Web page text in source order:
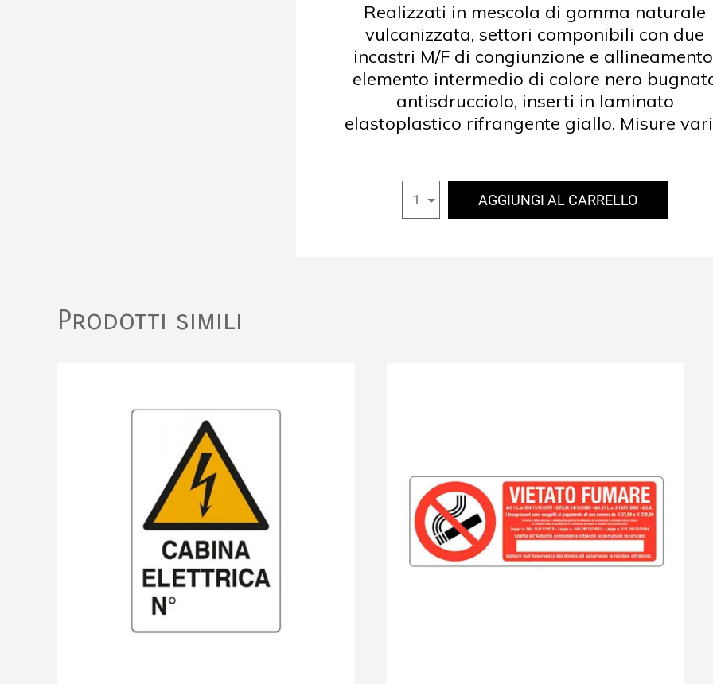
Realizzati in mescola di gomma naturale
vulcanizzata, settori componibili con due
incastri M/F di congiunzione e
elemento intermedio di colore nero
antisdrucciolo, inserti in laminato
elastoplastico rifrangente giallo. Misure
1 AGGIUNGI AL CARRELLO
Prodotti simili